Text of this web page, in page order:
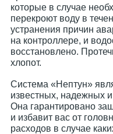
которые в случае
перекроют воду в
устранения причин
на контроллере, и
восстановлено.
хлопот.
Система «Нептун»
известных, надежных
Она гарантировано
и избавит вас от
расходов в случае